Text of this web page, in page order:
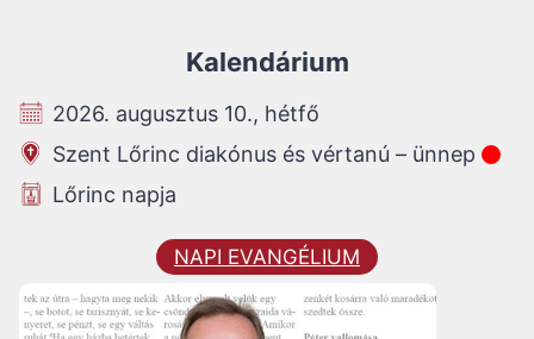
Kalendárium
2026. augusztus 10., hétfő
Szent Lőrinc diakónus és vértanú – ünnep
Lőrinc napja
NAPI EVANGÉLIUM